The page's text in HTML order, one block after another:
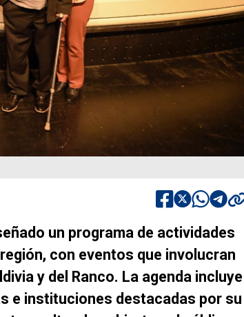
un programa de actividades
con eventos que involucran
y del Ranco. La agenda incluye
e instituciones destacadas por su